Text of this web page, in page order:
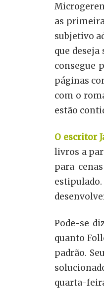
as
subjetivo
que
consegue
páginas
com o
estão
O escritor
livros a
para
Pode-se
quanto
padrão.
quarta-